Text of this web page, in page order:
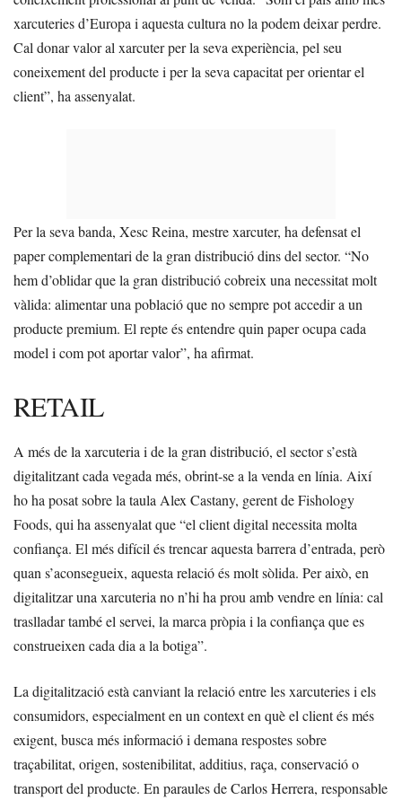
xarcuteries d’Europa i aquesta cultura no la podem deixar perdre.
Cal donar valor al xarcuter per la seva experiència, pel seu
coneixement del producte i per la seva capacitat per orientar el
client”, ha assenyalat.
Per la seva banda, Xesc Reina, mestre xarcuter, ha defensat el
paper complementari de la gran distribució dins del sector. “No
hem d’oblidar que la gran distribució cobreix una necessitat molt
vàlida: alimentar una població que no sempre pot accedir a un
producte premium. El repte és entendre quin paper ocupa cada
model i com pot aportar valor”, ha afirmat.
RETAIL
A més de la xarcuteria i de la gran distribució, el sector s’està
digitalitzant cada vegada més, obrint-se a la venda en línia. Així
ho ha posat sobre la taula Alex Castany, gerent de Fishology
Foods, qui ha assenyalat que “el client digital necessita molta
confiança. El més difícil és trencar aquesta barrera d’entrada, però
quan s’aconsegueix, aquesta relació és molt sòlida. Per això, en
digitalitzar una xarcuteria no n’hi ha prou amb vendre en línia: cal
traslladar també el servei, la marca pròpia i la confiança que es
construeixen cada dia a la botiga”.
La digitalització està canviant la relació entre les xarcuteries i els
consumidors, especialment en un context en què el client és més
exigent, busca més informació i demana respostes sobre
traçabilitat, origen, sostenibilitat, additius, raça, conservació o
transport del producte. En paraules de Carlos Herrera, responsable